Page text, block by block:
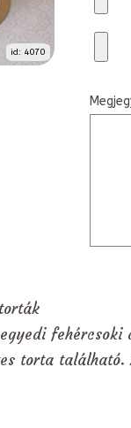
id: 4070
fehércsoki
torta